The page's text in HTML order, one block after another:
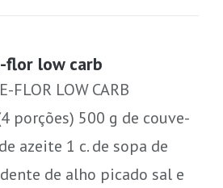
flor low carb
FLOR LOW CARB
porções) 500 g de couve-
azeite 1 c. de sopa de
de alho picado sal e